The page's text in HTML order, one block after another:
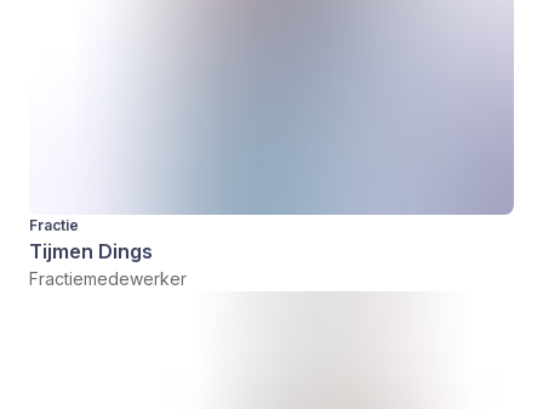
Fractie
Tijmen Dings
Fractiemedewerker